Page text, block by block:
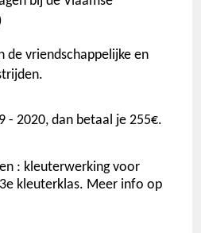
de vriendschappelijke en
- 2020, dan betaal je 255€.
: kleuterwerking voor
kleuterklas. Meer info op